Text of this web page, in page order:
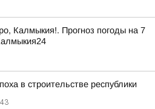
Калмыкия!. Прогноз погоды на 7
в строительстве республики